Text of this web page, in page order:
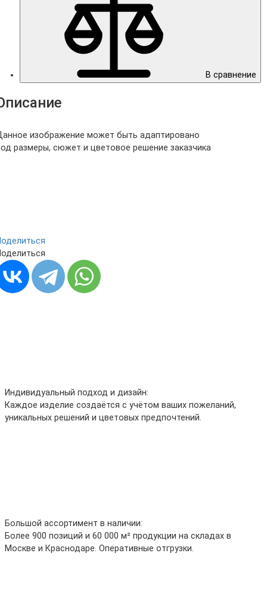
В сравнение
изображение может быть адаптировано
размеры, сюжет и цветовое решение заказчика
Индивидуальный подход и дизайн:
Каждое изделие создаётся с учётом ваших пожеланий,
уникальных решений и цветовых предпочтений.
Большой ассортимент в наличии:
Более 900 позиций и 60 000 м² продукции на складах в
Москве и Краснодаре. Оперативные отгрузки.